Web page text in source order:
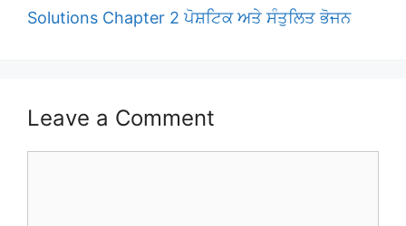
Solutions Chapter 2 ਪੋਸ਼ਟਿਕ ਅਤੇ ਸੰਤੁਲਿਤ ਭੋਜਨ
Leave a Comment